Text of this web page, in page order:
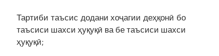
Тартиби таъсис додани хоҷагии деҳқонӣ бо
таъсиси шахси ҳуқуқӣ ва бе таъсиси шахси
ҳуқуқӣ;